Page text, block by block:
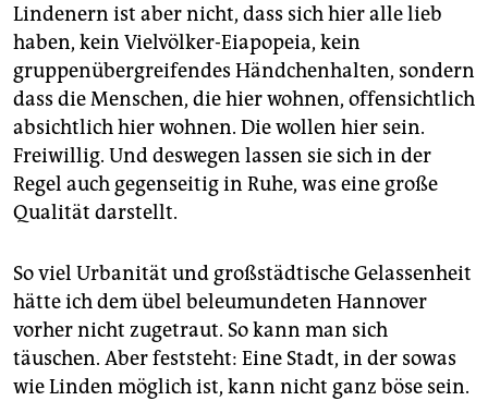
Lindenern ist aber nicht, dass sich hier alle lieb
haben, kein Vielvölker-Eiapopeia, kein
gruppenübergreifendes Händchenhalten, sondern
dass die Menschen, die hier wohnen, offensichtlich
absichtlich hier wohnen. Die wollen hier sein.
Freiwillig. Und deswegen lassen sie sich in der
Regel auch gegenseitig in Ruhe, was eine große
Qualität darstellt.
So viel Urbanität und großstädtische Gelassenheit
hätte ich dem übel beleumundeten Hannover
vorher nicht zugetraut. So kann man sich
täuschen. Aber feststeht: Eine Stadt, in der sowas
wie Linden möglich ist, kann nicht ganz böse sein.